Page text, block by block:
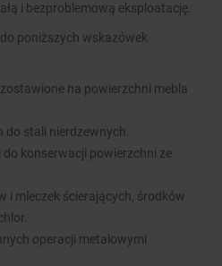
i bezproblemową eksploatację.
poniższych wskazówek
na powierzchni mebla
do stali nierdzewnych.
konserwacji powierzchni ze
i mleczek ścierających, środków
operacji metalowymi